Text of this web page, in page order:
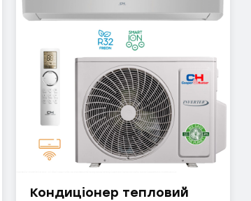
Кондиціонер тепловий